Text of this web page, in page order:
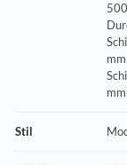
mm
Stil